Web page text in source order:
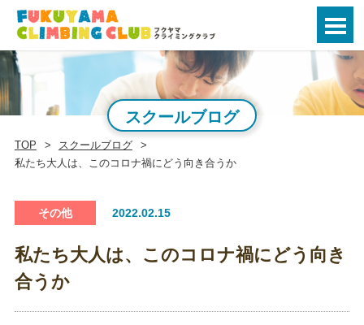
スクールブログ
TOP
スクールブログ
私たち大人は、このコロナ禍にどう向き合うか
その他 2022.02.15
私たち大人は、このコロナ禍にどう向き
合うか